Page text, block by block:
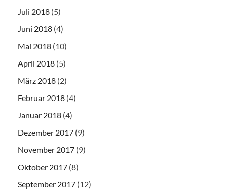
Juli 2018 (5)
Juni 2018 (4)
Mai 2018 (10)
April 2018 (5)
März 2018 (2)
Februar 2018 (4)
Januar 2018 (4)
Dezember 2017 (9)
November 2017 (9)
Oktober 2017 (8)
September 2017 (12)